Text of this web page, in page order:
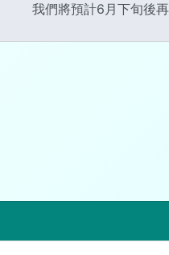
我們將預計6月下旬後